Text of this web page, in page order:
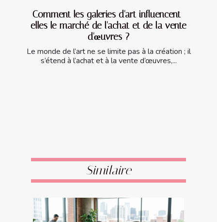
Comment les galeries d'art influencent-
elles le marché de l'achat et de la vente
d'œuvres ?
Le monde de l’art ne se limite pas à la création ; il
s’étend à l’achat et à la vente d’œuvres,...
Similaire